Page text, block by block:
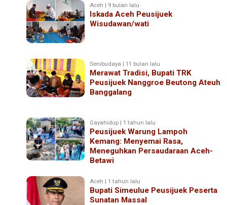
Aceh | 9 bulan lalu
Iskada Aceh Peusijuek
Wisudawan/wati
Senibudaya | 11 bulan lalu
Merawat Tradisi, Bupati TRK
Peusijuek Nanggroe Beutong Ateuh
Banggalang
Gayahidup | 1 tahun lalu
Peusijuek Warung Lampoh
Kemang: Menyemai Rasa,
Meneguhkan Persaudaraan Aceh-
Betawi
Aceh | 1 tahun lalu
Bupati Simeulue Peusijuek Peserta
Sunatan Massal